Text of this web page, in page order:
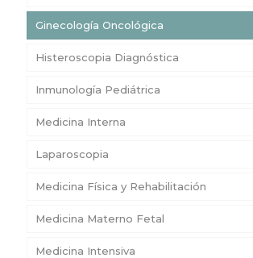
Ginecología Oncológica
Histeroscopia Diagnóstica
Inmunología Pediátrica
Medicina Interna
Laparoscopia
Medicina Física y Rehabilitación
Medicina Materno Fetal
Medicina Intensiva